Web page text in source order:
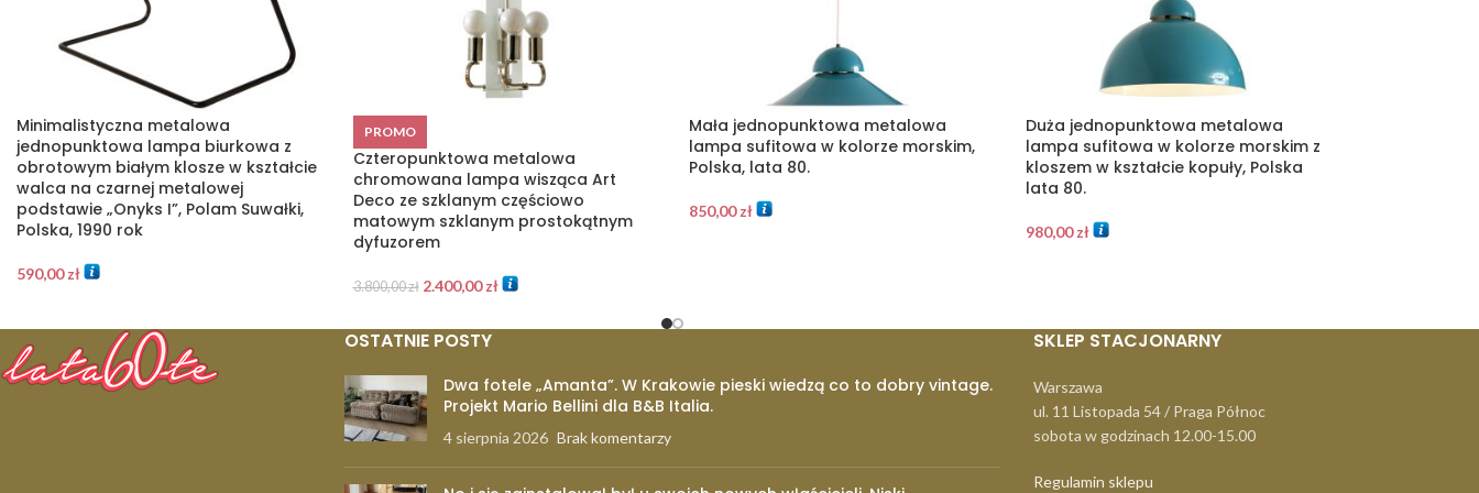
Minimalistyczna metalowa
jednopunktowa lampa biurkowa z
obrotowym białym klosze w kształcie
walca na czarnej metalowej
podstawie „Onyks I”, Polam Suwałki,
Polska, 1990 rok
590,00zł
PROMO
Czteropunktowa metalowa
chromowana lampa wisząca Art
Deco ze szklanym częściowo
matowym szklanym prostokątnym
dyfuzorem
3.800,00zł 2.400,00zł
Mała jednopunktowa metalowa
lampa sufitowa w kolorze morskim,
Polska, lata 80.
850,00zł
Duża jednopunktowa metalowa
lampa sufitowa w kolorze morskim z
kloszem w kształcie kopuły, Polska
lata 80.
980,00zł
OSTATNIE POSTY
Dwa fotele „Amanta”. W Krakowie pieski wiedzą co to dobry vintage.
Projekt Mario Bellini dla B&B Italia.
4 sierpnia 2026 Brak komentarzy
SKLEP STACJONARNY
Warszawa
ul. 11 Listopada 54 / Praga Północ
sobota w godzinach 12.00-15.00
Regulamin sklepu